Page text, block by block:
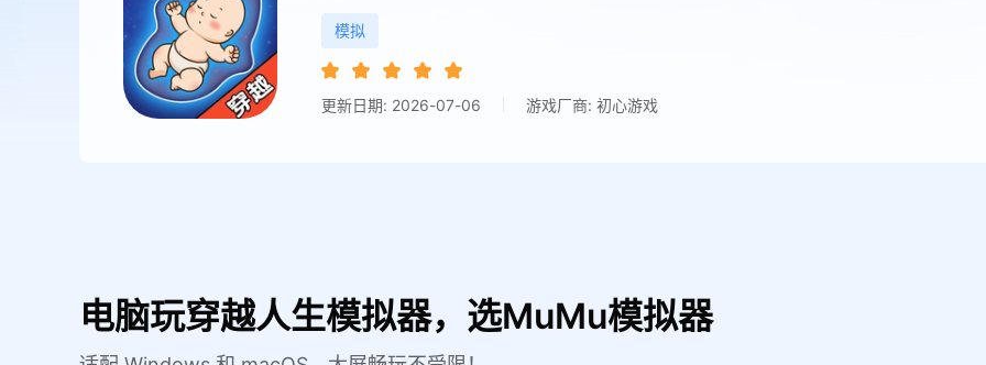
模拟
更新日期: 2026-07-06 游戏厂商: 初心游戏
电脑玩穿越人生模拟器，选MuMu模拟器